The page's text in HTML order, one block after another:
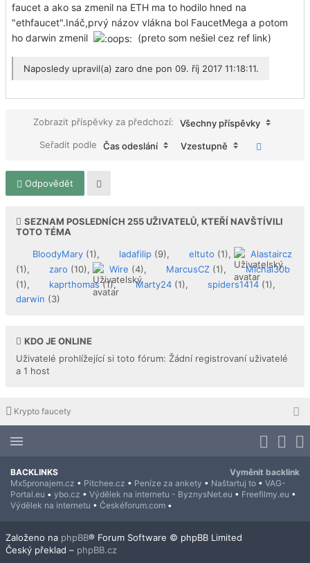
faucet a ako sa zmenil na ETH ma to hodilo hned na
"ethfaucet".Ináč,prvý názov vlákna bol FaucetMega a potom
ho darwin zmenil
(preto som nešiel cez ref link)
Naposledy upravil(a) zaro dne pon 09. říj 2017 11:18:11.
Zobrazit příspěvky za předchozí:
Všechny příspěvky
Seřadit podle
Čas odeslání Vzestupně
Odpovědět
SEZNAM POSLEDNÍCH 255UŽIVATELŮ, KTEŘÍ NAVŠTÍVILI
TOTO TÉMA
BloodyMary (1), ladafilip (9), eltuto (1),
Alastaircz
(1),
zaro (10), Wire (4), MarcusCZ (1),
Michal30b
(1),
kaprthomas(1), Marty24 (1), spiders1414 (1),
darwin (3)
KDO JE ONLINE
Uživatelé prohlížející si toto fórum: Žádní registrovaní uživatelé
a 1 host
Krypto faucety
BACKLINKS
Vyměnit backlink
Mx5pronajem.cz • Pitchee.cz • Peníze za ankety • Naštartuj to • VAG-
Portal.eu • ybo.cz • Výdělek na internetu - ByznysNet.eu • Freefilmy.eu •
Výdělek na internetu • Českéforum.com •
Založeno na phpBB® Forum Software © phpBB Limited
Český překlad – phpBB.cz